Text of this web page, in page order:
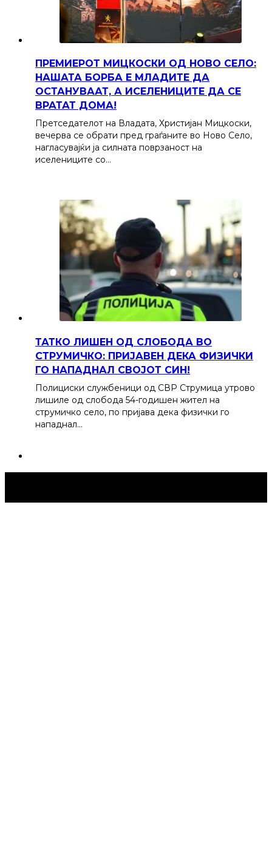
ПРЕМИЕРОТ МИЦКОСКИ ОД НОВО СЕЛО:
НАШАТА БОРБА Е МЛАДИТЕ ДА
ОСТАНУВААТ, А ИСЕЛЕНИЦИТЕ ДА СЕ
ВРАТАТ ДОМА!
Претседателот на Владата, Христијан Мицкоски,
вечерва се обрати пред граѓаните во Ново Село,
нагласувајќи ја силната поврзаност на
иселениците со…
ТАТКО ЛИШЕН ОД СЛОБОДА ВО
СТРУМИЧКО: ПРИЈАВЕН ДЕКА ФИЗИЧКИ
ГО НАПАДНАЛ СВОЈОТ СИН!
Полициски службеници од СВР Струмица утрово
лишиле од слобода 54-годишен жител на
струмичко село, по пријава дека физички го
нападнал…